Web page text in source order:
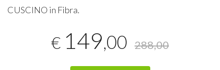
CUSCINO in Fibra.
€ 149,00 288,00